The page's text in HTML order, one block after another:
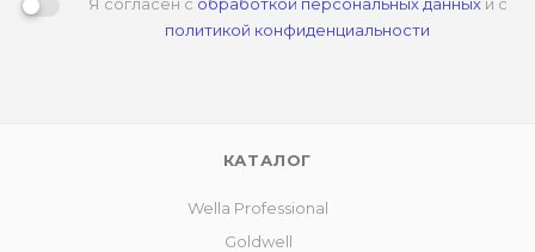
политикой конфиденциальности
КАТАЛОГ
Wella Professional
Goldwell